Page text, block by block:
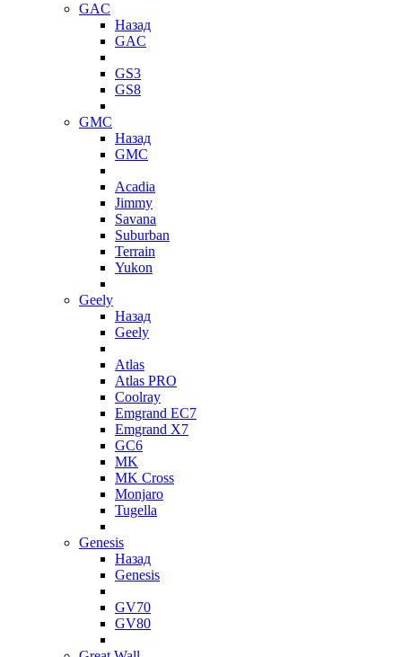
GAC
Назад
GAC
GS3
GS8
GMC
Назад
GMC
Acadia
Jimmy
Savana
Suburban
Terrain
Yukon
Geely
Назад
Geely
Atlas
Atlas PRO
Coolray
Emgrand EC7
Emgrand X7
GC6
MK
MK Cross
Monjaro
Tugella
Genesis
Назад
Genesis
GV70
GV80